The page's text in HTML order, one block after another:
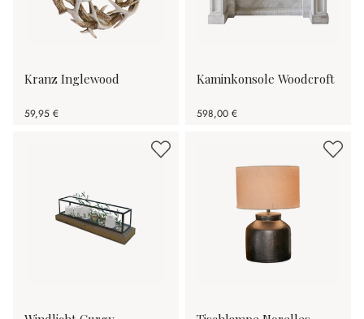
Kranz Inglewood
59,95 €
Kaminkonsole Woodcroft
598,00 €